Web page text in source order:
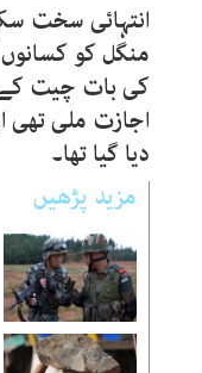
انتہائی سخت
منگل کو
کی بات چیت کے
اجازت ملی تھی
دیا گیا تھا۔
مزید پڑھیں